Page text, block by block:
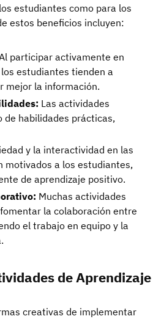
estudiantes como para los
estos beneficios incluyen:
participar activamente en
estudiantes tienden a
mejor la información.
Las actividades
habilidades prácticas,
y la interactividad en las
motivados a los estudiantes,
de aprendizaje positivo.
Muchas actividades
la colaboración entre
el trabajo en equipo y la
de Aprendizaje
creativas de implementar